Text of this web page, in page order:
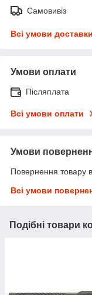
Самовивіз
Всі умови доставки
Умови оплати
Післяплата
Всі умови оплати
Умови
Повернення товару
Всі умови
Подібні товари